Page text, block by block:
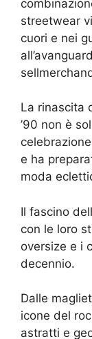
streetwear
cuori e nei
La rinascita
’90 non è
e ha
moda
Il fascino
con le loro
oversize e i
decennio.
Dalle
icone del
astratti e